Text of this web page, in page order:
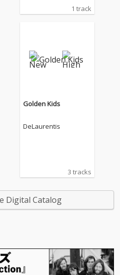
ルを提案する文化商業
グルカット。 湘南T-SIT
Eの朝の訪れを描いた
風、そして穏やかな海
の空気を繊細な音で紡
1 track
Golden Kids
DeLaurentis
3 tracks
Digital Catalog